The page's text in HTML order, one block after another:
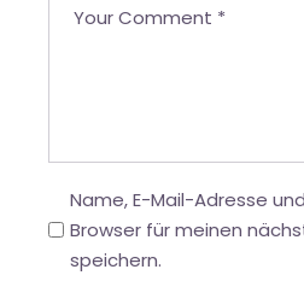
Name, E-Mail-Adresse
Browser für meinen
speichern.